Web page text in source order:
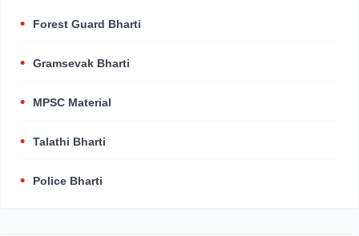
Forest Guard Bharti
Gramsevak Bharti
MPSC Material
Talathi Bharti
Police Bharti